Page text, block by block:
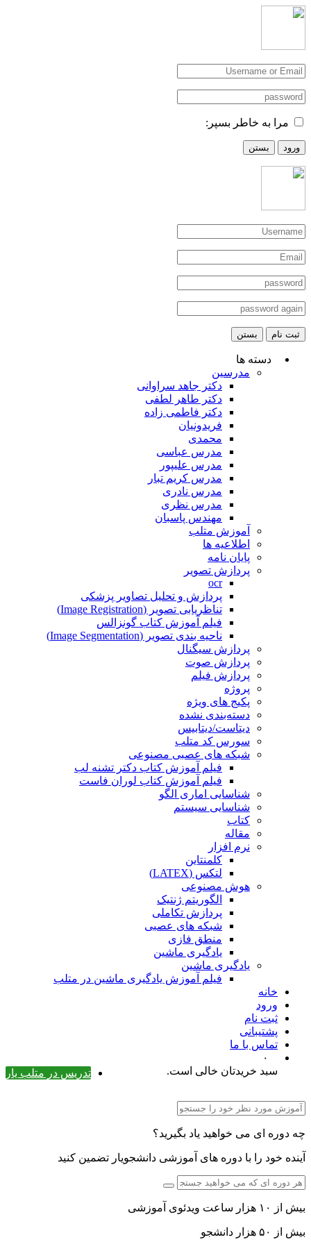
مرا به خاطر بسپر:
ورود بستن
ثبت نام بستن
دسته ها
مدرسین
دکتر جاهد سراوانی
دکتر طاهر لطفی
دکتر فاطمی زاده
فریدونیان
محمدی
مدرس عباسی
مدرس علیپور
مدرس کریم تبار
مدرس نادری
مدرس نظری
مهندس پاسبان
آموزش متلب
اطلاعیه ها
پایان نامه
پردازش تصویر
ocr
پردازش و تحلیل تصاویر پزشکی
تناظریابی تصویر (Image Registration)
فیلم آموزش کتاب گونزالس
ناحیه بندی تصویر (Image Segmentation)
پردازش سیگنال
پردازش صوت
پردازش فیلم
پروژه
پکیج های ویژه
دسته‌بندی نشده
دیتاست/دیتابیس
سورس کد متلب
شبکه های عصبی مصنوعی
فیلم آموزش کتاب دکتر تشنه لب
فیلم آموزش کتاب لوران فاست
شناسایی اماری الگو
شناسایی سیستم
کتاب
مقاله
نرم افزار
کلمنتاین
لتکس (LATEX)
هوش مصنوعی
الگوریتم ژنتیک
پردازش تکاملی
شبکه های عصبی
منطق فازی
یادگیری ماشین
یادگیری ماشین
فیلم آموزش یادگیری ماشین در متلب
خانه
ورود
ثبت نام
پشتیبانی
تماس با ما
۰
تدریس در متلب یار
سبد خریدتان خالی است.
چه دوره ای می خواهید یاد بگیرید؟
آینده خود را با دوره های آموزشی دانشجویار تضمین کنید
بیش از ۱۰ هزار ساعت ویدئوی آموزشی
بیش از ۵۰ هزار دانشجو